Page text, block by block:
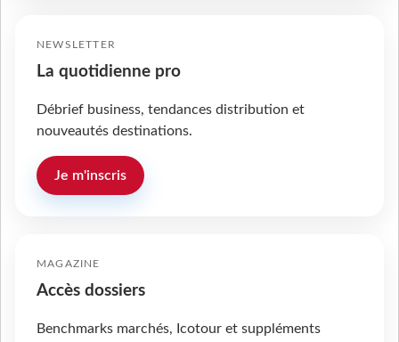
NEWSLETTER
La quotidienne pro
Débrief business, tendances distribution et
nouveautés destinations.
Je m'inscris
MAGAZINE
Accès dossiers
Benchmarks marchés, Icotour et suppléments